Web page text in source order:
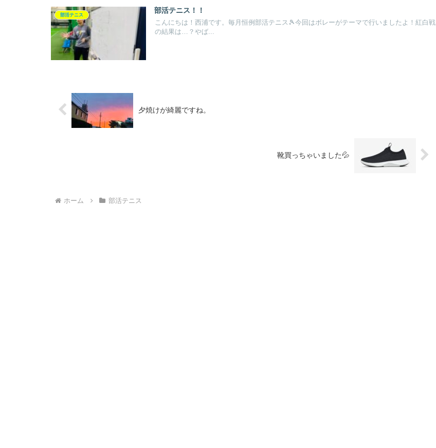
部活テニス
部活テニス！！
こんにちは！西浦です。毎月恒例部活テニス🎾今回はボレーがテーマで行いましたよ！紅白戦
の結果は…？やば...
夕焼けが綺麗ですね。
靴買っちゃいました💦
ホーム 部活テニス